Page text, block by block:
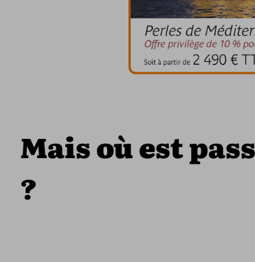
Mais où est
?